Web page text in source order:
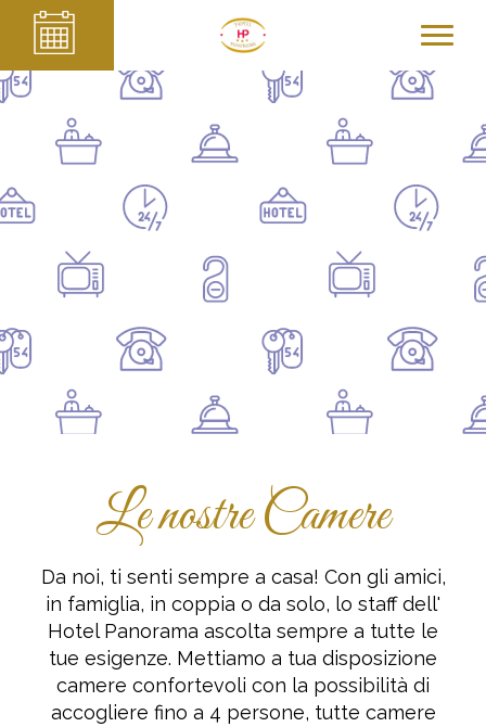
Le nostre Camere
Da noi, ti senti sempre a casa! Con gli amici,
in famiglia, in coppia o da solo, lo staff dell'
Hotel Panorama ascolta sempre a tutte le
tue esigenze. Mettiamo a tua disposizione
camere confortevoli con la possibilità di
accogliere fino a 4 persone, tutte camere